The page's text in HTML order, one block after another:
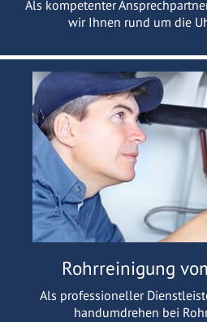
Als kompetenter
wir Ihnen rund um die
Rohrreinigung
Als professioneller
handumdrehen bei